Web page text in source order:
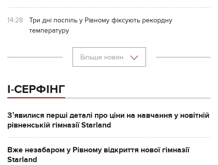
14:28
Три дні поспіль у Рівному фіксують рекордну
температуру
Більше новин
І-СЕРФІНГ
Зʼявилися перші деталі про ціни на навчання у новітній
рівненській гімназії Starland
Вже незабаром у Рівному відкриття нової гімназії
Starland